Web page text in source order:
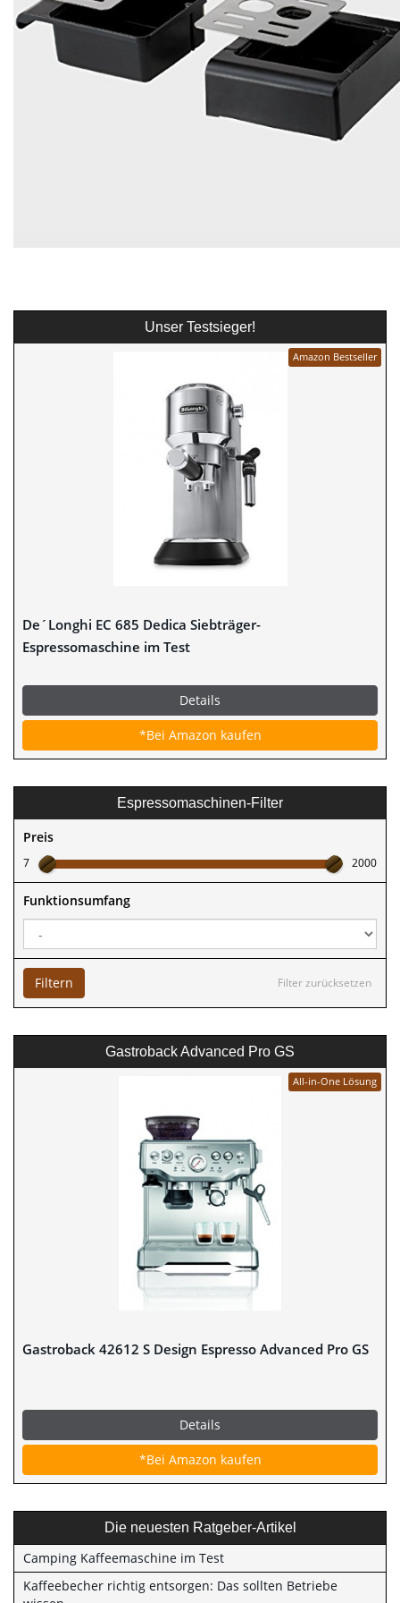
Unser Testsieger!
Amazon Bestseller
De´Longhi EC 685 Dedica Siebträger-
Espressomaschine im Test
Details
*Bei Amazon kaufen
Espressomaschinen-Filter
Preis
7 2000
Funktionsumfang
Filter zurücksetzen
Filtern
Gastroback Advanced Pro GS
All-in-One Lösung
Gastroback 42612 S Design Espresso Advanced Pro GS
Details
*Bei Amazon kaufen
Die neuesten Ratgeber-Artikel
Camping Kaffeemaschine im Test
Kaffeebecher richtig entsorgen: Das sollten Betriebe